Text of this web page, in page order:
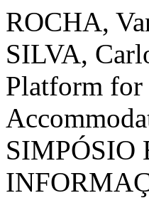
ROCHA,
SILVA,
Platform for
SIMPÓSIO